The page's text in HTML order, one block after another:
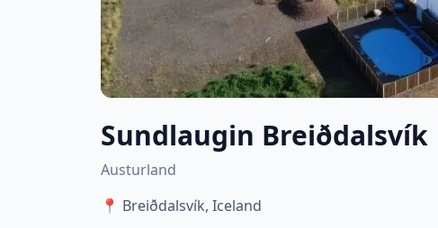
Sundlaugin Breiðdalsvík
Austurland
📍 Breiðdalsvík, Iceland